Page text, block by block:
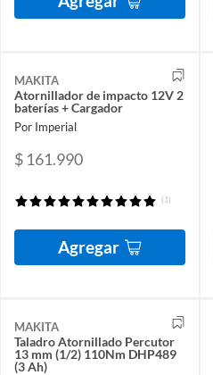
MAKITA
Atornillador de impacto 12V 2
baterías + Cargador
Por Imperial
$ 161.990
(1)
Agregar
MAKITA
Taladro Atornillado Percutor
13 mm (1/2) 110Nm DHP489
(3 Ah)